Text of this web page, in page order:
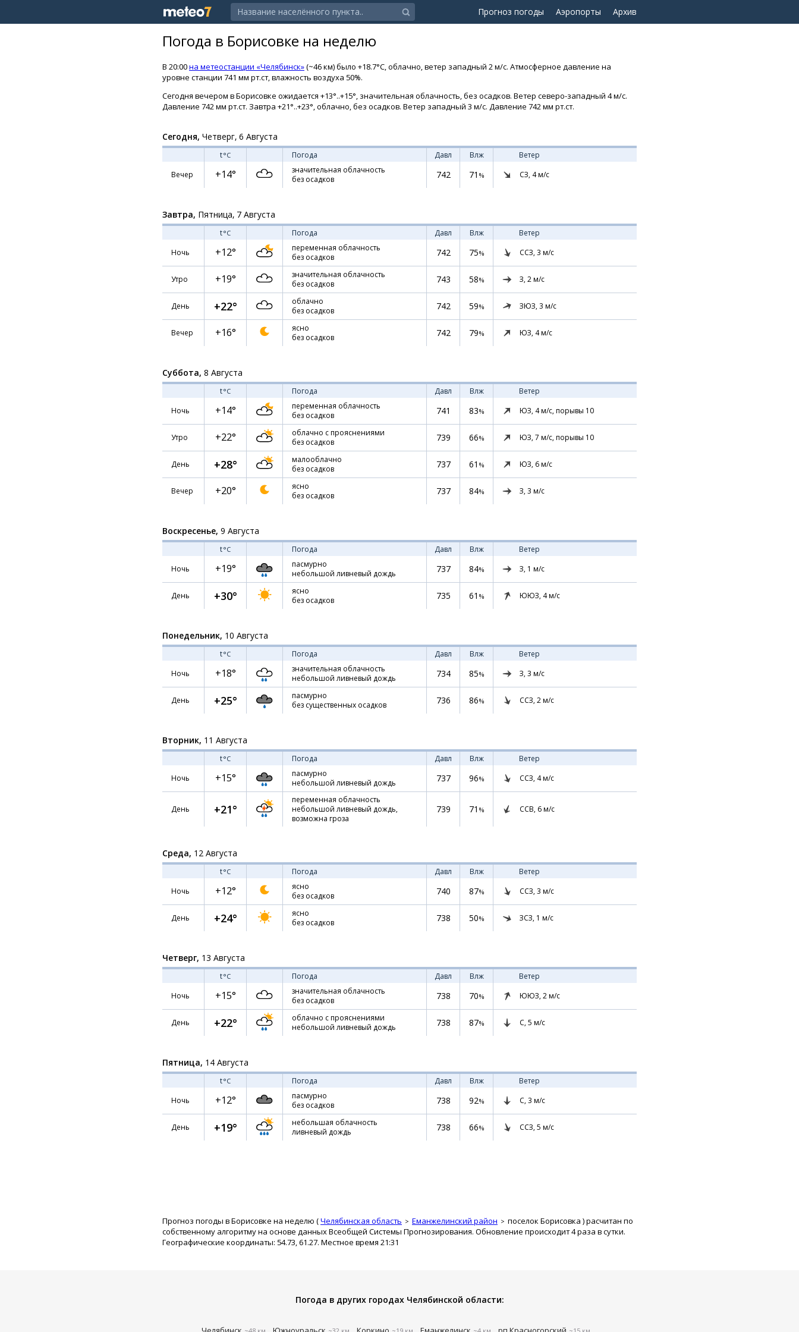
Прогноз погоды Аэропорты Архив
Погода в Борисовке на неделю
В 20:00на метеостанции «Челябинск»(~46 км) было +18.7°C, облачно, ветер западный 2 м/с. Атмосферное давление на
уровне станции 741 мм рт.ст, влажность воздуха 50%.
Сегодня вечером в Борисовке ожидается +13°..+15°, значительная облачность, без осадков. Ветер северо-западный 4 м/с.
Давление 742 мм рт.ст. Завтра +21°..+23°, облачно, без осадков. Ветер западный 3 м/с. Давление 742 мм рт.ст.
Сегодня, Четверг, 6 Августа
t°C Погода Давл Влж
Ветер
Вечер
+14°
значительная облачность
без осадков
742 71 % СЗ, 4м/с
Завтра, Пятница, 7 Августа
t°C Погода Давл Влж
Ветер
Ночь
+12°
переменная облачность
без осадков
742 75% ССЗ, 3 м/с
Утро +19°
значительная облачность
без осадков
743 58% З, 2м/с
День +22°
облачно
без осадков
742 59% ЗЮЗ, 3 м/с
Вечер +16°
ясно
без осадков
742 79% ЮЗ, 4м/с
Суббота, 8 Августа
t°C Погода Давл Влж
Ветер
Ночь
+14°
переменная облачность
без осадков
741 83% ЮЗ, 4м/с, порывы 10
Утро +22°
облачно с прояснениями
без осадков
739 66% ЮЗ, 7 м/с, порывы 10
День +28°
малооблачно
без осадков
737 61 % ЮЗ, 6м/с
Вечер +20°
ясно
без осадков
737 84% З, 3 м/с
Воскресенье, 9 Августа
t°C Погода Давл Влж
Ветер
Ночь
+19°
пасмурно
небольшой ливневый дождь
737 84% З, 1 м/с
День +30°
ясно
без осадков
735 61 % ЮЮЗ, 4м/с
Понедельник, 10 Августа
t°C Погода Давл Влж
Ветер
Ночь
+18°
значительная облачность
небольшой ливневый дождь
734 85% З, 3 м/с
День +25°
пасмурно
без существенных осадков
736 86% ССЗ, 2м/с
Вторник, 11 Августа
t°C Погода Давл Влж
Ветер
Ночь
+15°
пасмурно
небольшой ливневый дождь
737 96% ССЗ, 4м/с
День +21°
переменная облачность
небольшой ливневый дождь,
возможна гроза
739 71 % ССВ, 6м/с
Среда, 12 Августа
t°C Погода Давл Влж
Ветер
Ночь
+12°
ясно
без осадков
740 87% ССЗ, 3 м/с
День +24°
ясно
без осадков
738 50% ЗСЗ, 1 м/с
Четверг, 13 Августа
t°C Погода Давл Влж
Ветер
Ночь
+15°
значительная облачность
без осадков
738 70% ЮЮЗ, 2м/с
День +22°
облачно с прояснениями
небольшой ливневый дождь
738 87% С, 5 м/с
Пятница, 14 Августа
t°C Погода Давл Влж
Ветер
Ночь
+12°
пасмурно
без осадков
738 92% С, 3 м/с
День +19°
небольшая облачность
ливневый дождь
738 66% ССЗ, 5 м/с
Прогноз погоды в Борисовке на неделю (Челябинская область Еманжелинский район поселок Борисовка ) расчитан по
собственному алгоритму на основе данных Всеобщей Системы Прогнозирования. Обновление происходит 4 раза в сутки.
Географические координаты: 54.73, 61.27. Местное время 21:31
Погода в других городах Челябинской области: